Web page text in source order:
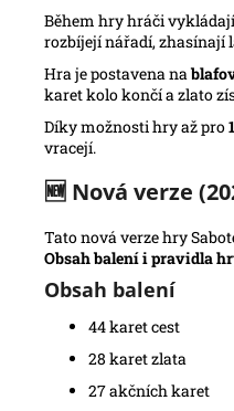
Během hry hráči vykládají
rozbíjejí nářadí, zhasínají
Hra je postavena na
karet kolo končí a zlato
Díky možnosti hry až pro
vracejí.
🆕 Nová verze
Tato nová verze hry
Obsah balení i pravidla
Obsah balení
44 karet cest
28 karet zlata
27 akčních karet